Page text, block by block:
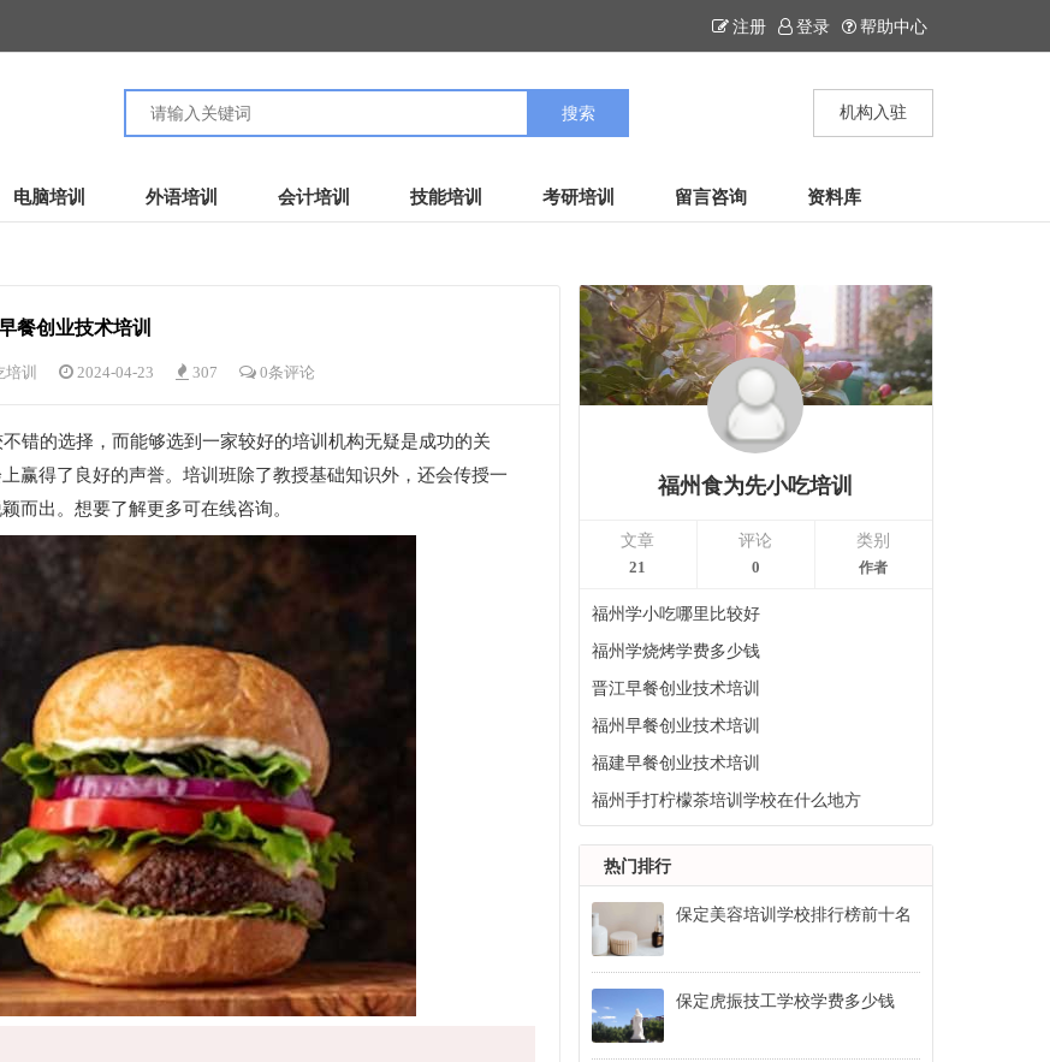
注册 登录 帮助中心
机构入驻
电脑培训 外语培训 会计培训 技能培训 考研培训 留言咨询 资料库
餐创业技术培训
训 2024-04-23 307 0条评论
错的选择，而能够选到一家较好的培训机构无疑是成功的关
赢得了良好的声誉。培训班除了教授基础知识外，还会传授一
而出。想要了解更多可在线咨询。
福州食为先小吃培训
文章
21
评论
0
类别
作者
福州学小吃哪里比较好
福州学烧烤学费多少钱
晋江早餐创业技术培训
福州早餐创业技术培训
福建早餐创业技术培训
福州手打柠檬茶培训学校在什么地方
热门排行
保定美容培训学校排行榜前十名
保定虎振技工学校学费多少钱